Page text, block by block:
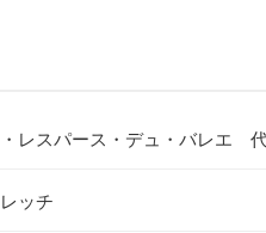
レスパース・デュ・バレエ
ッチ